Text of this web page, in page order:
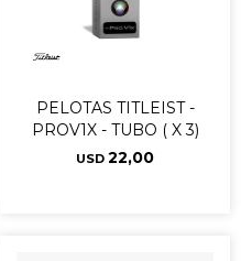
PELOTAS TITLEIST -
PROV1X - TUBO ( X 3)
USD 22,00